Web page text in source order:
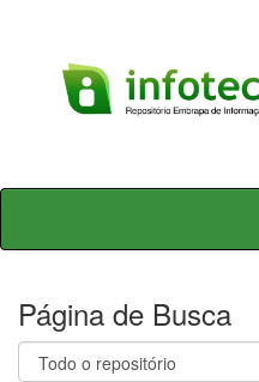
Skip
Página de Busca